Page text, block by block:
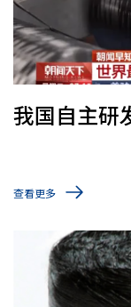
我国自主研
查看更多